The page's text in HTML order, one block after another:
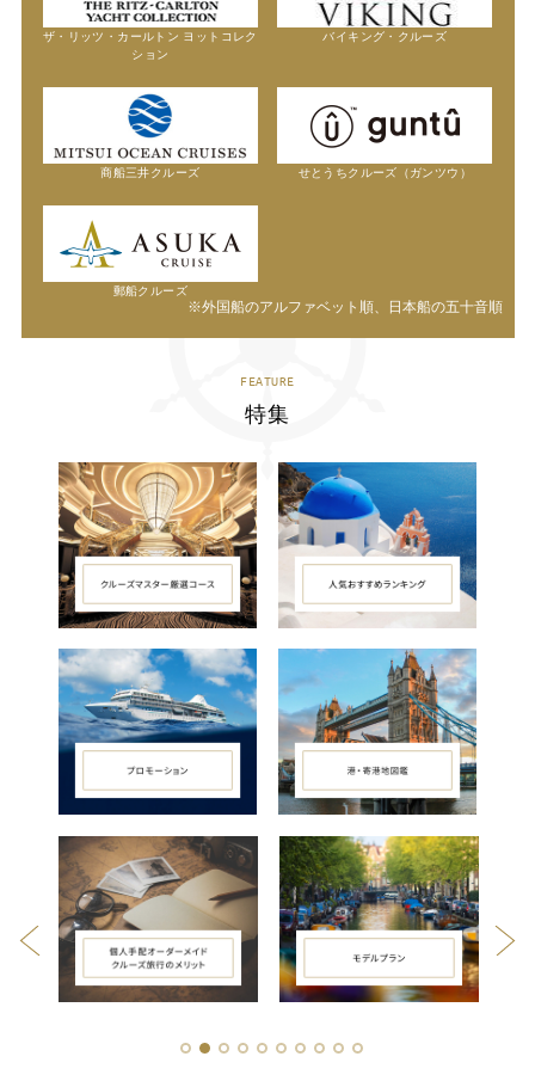
ザ・リッツ・カールトン ヨットコレク
ション
バイキング・クルーズ
商船三井クルーズ せとうちクルーズ（ガンツウ）
郵船クルーズ
※外国船のアルファベット順、日本船の五十音順
FEATURE
特集
1 2 3 4 5 6 7 8 9 10